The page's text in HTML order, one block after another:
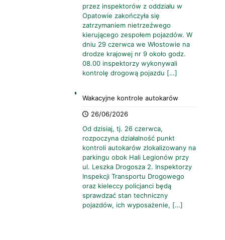
przez inspektorów z oddziału w
Opatowie zakończyła się
zatrzymaniem nietrzeźwego
kierującego zespołem pojazdów. W
dniu 29 czerwca we Włostowie na
drodze krajowej nr 9 około godz.
08.00 inspektorzy wykonywali
kontrolę drogową pojazdu […]
Wakacyjne kontrole autokarów
26/06/2026
Od dzisiaj, tj. 26 czerwca,
rozpoczyna działalność punkt
kontroli autokarów zlokalizowany na
parkingu obok Hali Legionów przy
ul. Leszka Drogosza 2. Inspektorzy
Inspekcji Transportu Drogowego
oraz kieleccy policjanci będą
sprawdzać stan techniczny
pojazdów, ich wyposażenie, […]